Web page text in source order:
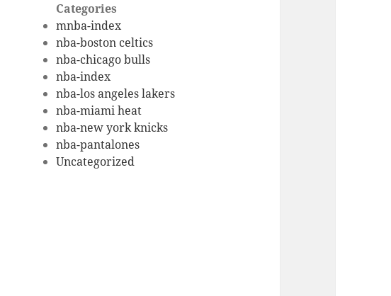
Categories
mnba-index
nba-boston celtics
nba-chicago bulls
nba-index
nba-los angeles lakers
nba-miami heat
nba-new york knicks
nba-pantalones
Uncategorized